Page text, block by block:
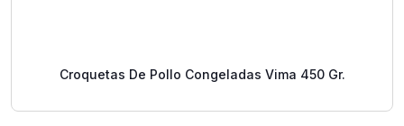
Croquetas De Pollo Congeladas Vima 450 Gr.